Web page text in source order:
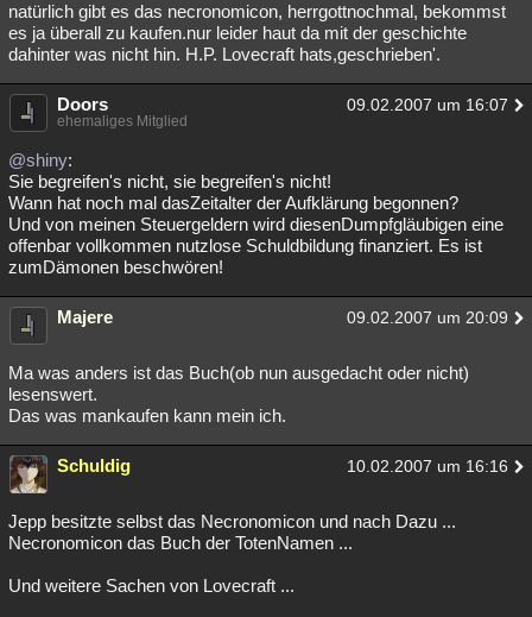
natürlich gibt es das necronomicon, herrgottnochmal, bekommst
es ja überall zu kaufen.nur leider haut da mit der geschichte
dahinter was nicht hin. H.P. Lovecraft hats,geschrieben'.
Doors 09.02.2007 um 16:07
ehemaliges Mitglied
@shiny:
Sie begreifen's nicht, sie begreifen's nicht!
Wann hat noch mal dasZeitalter der Aufklärung begonnen?
Und von meinen Steuergeldern wird diesenDumpfgläubigen eine
offenbar vollkommen nutzlose Schuldbildung finanziert. Es ist
zumDämonen beschwören!
Majere 09.02.2007 um 20:09
Ma was anders ist das Buch(ob nun ausgedacht oder nicht)
lesenswert.
Das was mankaufen kann mein ich.
Schuldig 10.02.2007 um 16:16
Jepp besitzte selbst das Necronomicon und nach Dazu ...
Necronomicon das Buch der TotenNamen ...
Und weitere Sachen von Lovecraft ...